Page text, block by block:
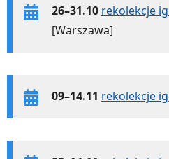
26–31.10 rekolekcje
[Warszawa]
09–14.11 rekolekcje